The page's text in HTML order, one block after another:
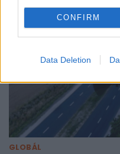
CONFIRM
Data Deletion
GLOBÁL